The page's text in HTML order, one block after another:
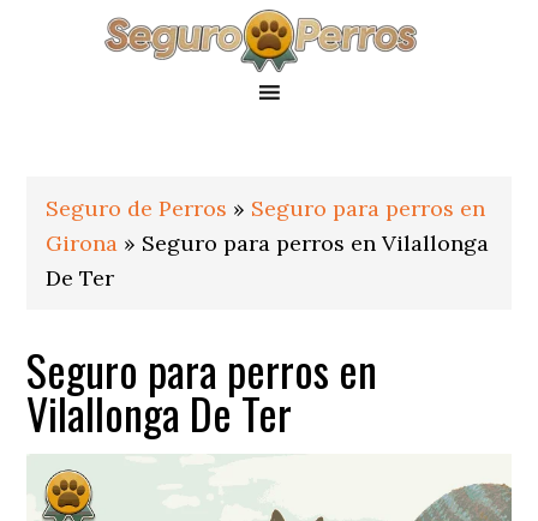
Seguro de Perros » Seguro para perros en
Girona » Seguro para perros en Vilallonga
De Ter
Seguro para perros en
Vilallonga De Ter